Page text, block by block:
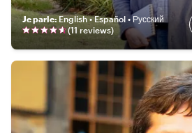
Je parle: English • Español • Русский
(11 reviews)